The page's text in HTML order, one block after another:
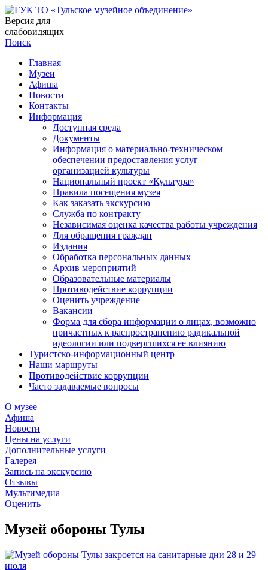
Версия для
слабовидящих
Поиск
Главная
Музеи
Афиша
Новости
Контакты
Информация
Доступная среда
Документы
Информация о материально-техническом
обеспечении предоставления услуг
организацией культуры
Национальный проект «Культура»
Правила посещения музея
Как заказать экскурсию
Служба по контракту
Независимая оценка качества работы учреждения
Для обращения граждан
Издания
Обработка персональных данных
Архив мероприятий
Образовательные материалы
Противодействие коррупции
Оценить учреждение
Вакансии
Форма для сбора информации о лицах, возможно
причастных к распространению радикальной
идеологии или подвергшихся ее влиянию
Туристско-информационный центр
Наши маршруты
Противодействие коррупции
Часто задаваемые вопросы
О музее
Афиша
Новости
Цены на услуги
Дополнительные услуги
Галерея
Запись на экскурсию
Отзывы
Мультимедиа
Оценить
Музей обороны Тулы